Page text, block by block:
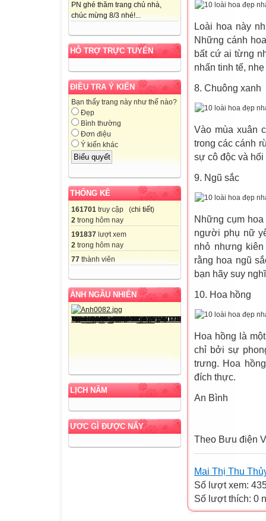
PN ghé thăm trang chủ nhà,
chúc mừng 8/3 nhé!...
HỖ TRỢ TRỰC TUYẾN
ĐIỀU TRA Ý KIẾN
Bạn thấy trang này như thế nào?
Đẹp
Bình thường
Đơn điệu
Ý kiến khác
THỐNG KÊ
161701 truy cập (chi tiết)
2 trong hôm nay
191837 lượt xem
2 trong hôm nay
77 thành viên
ẢNH NGẪU NHIÊN
LỊCH NĂM
ƯƠC GÌ ĐƯỢC NẤY
Loài hoa này
Những cánh
bất cứ ai từng
nhấn tinh tế,
8. Chuông xanh
Vào mùa xuân
trong các cánh
sự cô độc và hối
9. Ngũ sắc
Những cụm
người phụ nữ
nhỏ nhưng
rằng hoa ngũ
bạn hãy suy
10. Hoa hồng
Hoa hồng là
chỉ bởi sự
trưng. Hoa
đích thực.
An Bình
Theo Bưu điện
Mai Thị Thu
Số lượt xem:
Số lượt thích: 0